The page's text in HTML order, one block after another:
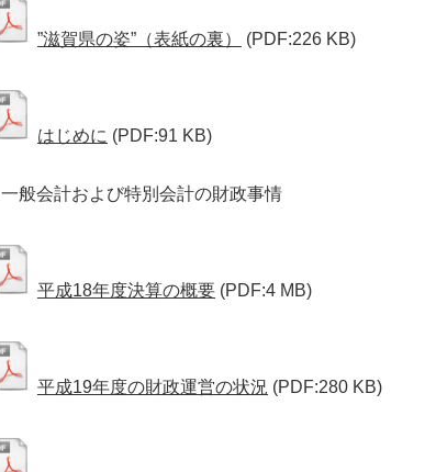
”滋賀県の姿”（表紙の裏） (PDF:226 KB)
はじめに (PDF:91 KB)
一般会計および特別会計の財政事情
平成18年度決算の概要 (PDF:4 MB)
平成19年度の財政運営の状況 (PDF:280 KB)